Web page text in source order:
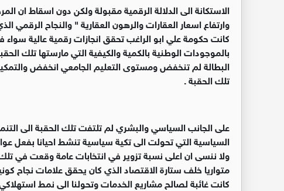
الاستكانة الى الدلالة الرقمية مقبولة ولكن دون اسقاط ان
وارتفاع اسعار العقارات والرهون العقارية " والنجاح
كانت حكومة علي ابو الراغب تحقق انجازات رقمية عالية
بالموجودات الوطنية بالكمية والكيفية التي مارستها تلك
البطالة لم تنخفض ومستوى التعليم الجامعي انخفض
تلك الحقبة .
على الجانب السياسي والبشري لم تلتفت تلك الحقبة الى
السياسية التي تحولت الى تكية سياسية تنشط احيانا بفعل
ولا ننسى ان اعلى نسبة تزوير في انتخابات عامة وقعت في
متواريا خلف ستارة الاقتصاد الذي كان يحقق علامات نجاح
كانت غائبة لصالح مشاريع الخدمات وتحولنا الى نمط